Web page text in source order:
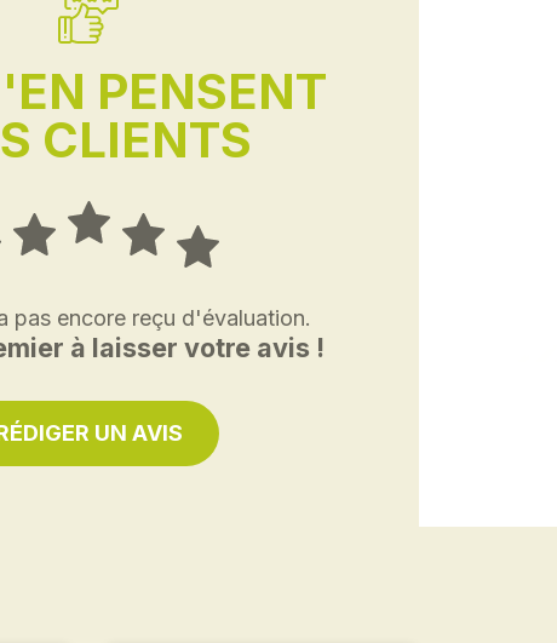
PENSENT
CLIENTS
pas encore reçu d'évaluation.
à laisser votre avis !
UN AVIS